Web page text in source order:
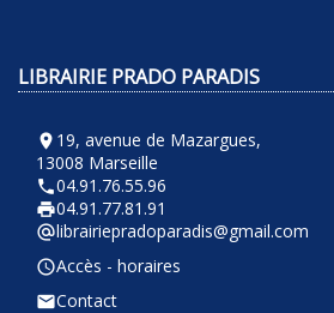
LIBRAIRIE PRADO PARADIS
room 19, avenue de Mazargues,
13008 Marseille
phone04.91.76.55.96
local_printshop04.91.77.81.91
alternate_emaillibrairiepradoparadis@gmail.com
query_builderAccès - horaires
emailContact